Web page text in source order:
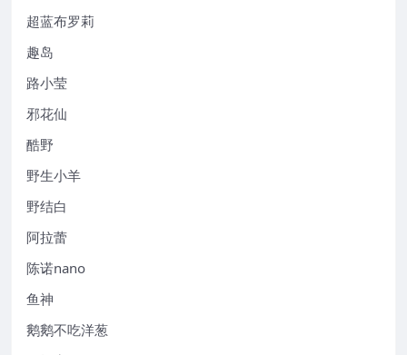
超蓝布罗莉
趣岛
路小莹
邪花仙
酷野
野生小羊
野结白
阿拉蕾
陈诺nano
鱼神
鹅鹅不吃洋葱